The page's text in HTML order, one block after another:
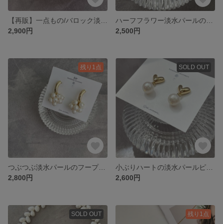
2,900円
2,500円
残り1点
つぶつぶ淡水パールのフープピアス
2,800円
SOLD OUT
2,600円
SOLD OUT 残り1点